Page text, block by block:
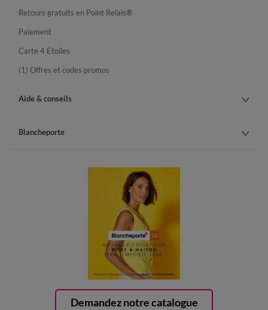
Demandez notre catalogue
Retours gratuits en Point Relais®
Paiement
Carte 4 Etoiles
(1) Offres et codes promos
Aide & conseils
Blancheporte